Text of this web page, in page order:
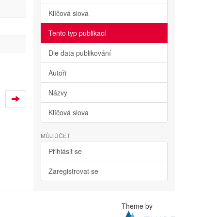
Klíčová slova
Tento typ publikací
Dle data publikování
Autoři
Názvy
Klíčová slova
MŮJ ÚČET
Přihlásit se
Zaregistrovat se
Theme by